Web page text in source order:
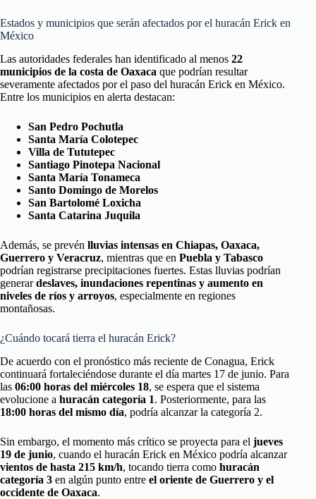
Estados y municipios que serán afectados por el huracán Erick en
México
Las autoridades federales han identificado al menos 22
municipios de la costa de Oaxaca que podrían resultar
severamente afectados por el paso del huracán Erick en México.
Entre los municipios en alerta destacan:
San Pedro Pochutla
Santa María Colotepec
Villa de Tututepec
Santiago Pinotepa Nacional
Santa María Tonameca
Santo Domingo de Morelos
San Bartolomé Loxicha
Santa Catarina Juquila
Además, se prevén lluvias intensas en Chiapas, Oaxaca,
Guerrero y Veracruz, mientras que en Puebla y Tabasco
podrían registrarse precipitaciones fuertes. Estas lluvias podrían
generardeslaves, inundaciones repentinas y aumento en
niveles de ríos y arroyos, especialmente en regiones
montañosas.
¿Cuándo tocará tierra el huracán Erick?
De acuerdo con el pronóstico más reciente de Conagua, Erick
continuará fortaleciéndose durante el día martes 17 de junio. Para
las 06:00 horas del miércoles 18, se espera que el sistema
evolucione a huracán categoría 1. Posteriormente, para las
18:00 horas del mismo día, podría alcanzar la categoría 2.
Sin embargo, el momento más crítico se proyecta para el jueves
19 de junio, cuando el huracán Erick en México podría alcanzar
vientos de hasta 215 km/h, tocando tierra como huracán
categoría 3 en algún punto entre el oriente de Guerrero y el
occidente de Oaxaca.